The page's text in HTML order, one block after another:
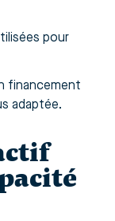
pour
financement
adaptée.